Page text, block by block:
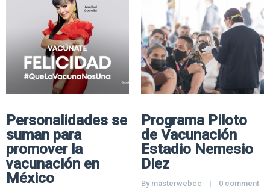
Personalidades se
suman para
promover la
vacunación en
México
Programa Piloto
de Vacunación
Estadio Nemesio
Diez
By masterwebcc
    |
0 comment